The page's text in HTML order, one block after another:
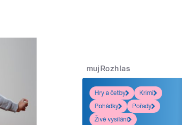
mujRozhlas
Hry a četby
Krimi
Pohádky
Pořady
Živé vysílání